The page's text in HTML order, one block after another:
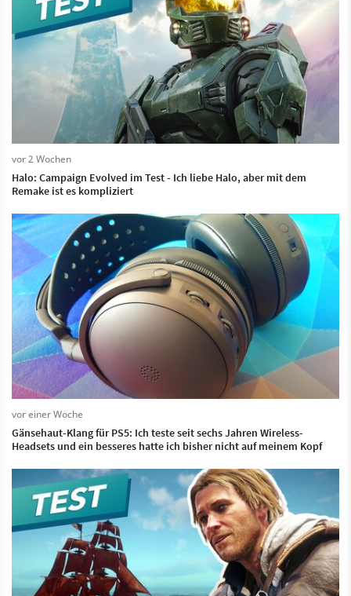
vor 2 Wochen
Halo: Campaign Evolved im Test - Ich liebe Halo, aber mit dem
Remake ist es kompliziert
vor einer Woche
Gänsehaut-Klang für PS5: Ich teste seit sechs Jahren Wireless-
Headsets und ein besseres hatte ich bisher nicht auf meinem Kopf